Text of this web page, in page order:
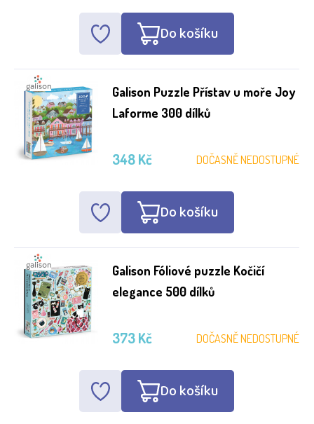
Do košíku
Galison Puzzle Přístav u moře Joy
Laforme 300 dílků
DOČASNĚ NEDOSTUPNÉ
348 Kč
Do košíku
Galison Fóliové puzzle Kočičí
elegance 500 dílků
DOČASNĚ NEDOSTUPNÉ
373 Kč
Do košíku